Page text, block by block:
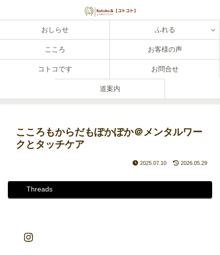
おしらせ ふれる
こころ お客様の声
コトコです お問合せ
道案内
こころもからだもぽかぽか＠メンタルワー
クとタッチケア
2025.07.10 2026.05.29
Threads